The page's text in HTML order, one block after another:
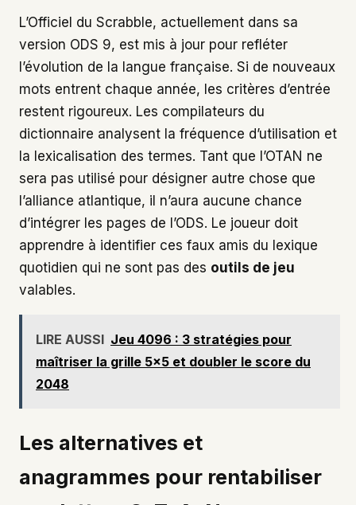
L’Officiel du Scrabble, actuellement dans sa
version ODS 9, est mis à jour pour refléter
l’évolution de la langue française. Si de nouveaux
mots entrent chaque année, les critères d’entrée
restent rigoureux. Les compilateurs du
dictionnaire analysent la fréquence d’utilisation et
la lexicalisation des termes. Tant que l’OTAN ne
sera pas utilisé pour désigner autre chose que
l’alliance atlantique, il n’aura aucune chance
d’intégrer les pages de l’ODS. Le joueur doit
apprendre à identifier ces faux amis du lexique
quotidien qui ne sont pas des outils de jeu
valables.
LIRE AUSSI Jeu 4096 : 3 stratégies pour
maîtriser la grille 5x5 et doubler le score du
2048
Les alternatives et
anagrammes pour rentabiliser